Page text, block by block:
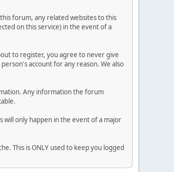
forum, any related websites to this
on this service) in the event of a
to register, you agree to never give
account for any reason. We also
Any information the forum
will only happen in the event of a major
This is ONLY used to keep you logged